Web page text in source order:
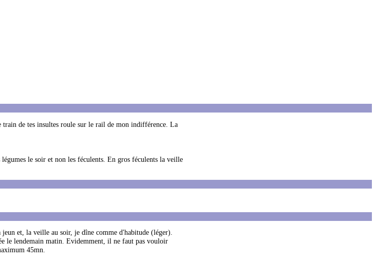
train de tes insultes roule sur le rail de mon indifférence. La
le soir et non les féculents. En gros féculents la veille
et, la veille au soir, je dîne comme d'habitude (léger).
le lendemain matin. Evidemment, il ne faut pas vouloir
45mn.